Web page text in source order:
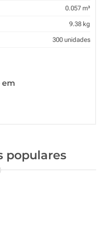
0.057 m³
9.38 kg
300 unidades
em
populares